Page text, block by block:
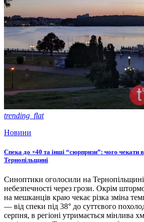
trending_flat
Новини
Спека до +40 та інші “сюрпризи”: чого чекати
Тернопільщині
Синоптики оголосили на Тернопільщині
небезпечності через грози. Окрім
на мешканців краю чекає різка зміна
— від спеки під 38° до суттєвого
серпня, в регіоні утримається мінлива